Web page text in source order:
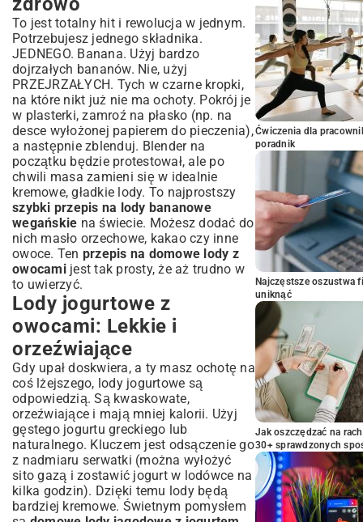
To jest totalny hit i rewolucja w jednym.
Potrzebujesz jednego składnika.
JEDNEGO. Banana. Użyj bardzo
dojrzałych bananów. Nie, użyj
PRZEJRZAŁYCH. Tych w czarne kropki,
na które nikt już nie ma ochoty. Pokrój je
w plasterki, zamroź na płasko (np. na
desce wyłożonej papierem do pieczenia),
a następnie zblenduj. Blender na
początku będzie protestował, ale po
chwili masa zamieni się w idealnie
kremowe, gładkie lody. To najprostszy
szybki przepis na lody bananowe
wegańskie na świecie. Możesz dodać do
nich masło orzechowe, kakao czy inne
owoce. Ten przepis na domowe lody z
owocamijest tak prosty, że aż trudno w
to uwierzyć.
Lody jogurtowe z
owocami: Lekkie i
orzeźwiające
Gdy upał doskwiera, a ty masz ochotę na
coś lżejszego, lody jogurtowe są
odpowiedzią. Są kwaskowate,
orzeźwiające i mają mniej kalorii. Użyj
gęstego jogurtu greckiego lub
naturalnego. Kluczem jest odsączenie go
z nadmiaru serwatki (można wyłożyć
sito gazą i zostawić jogurt w lodówce na
kilka godzin). Dzięki temu lody będą
bardziej kremowe. Świetnym pomysłem
Ćwiczenia dla
poradnik
Najczęstsze oszustwa
uniknąć
Jak oszczędzać na
30+ sprawdzonych